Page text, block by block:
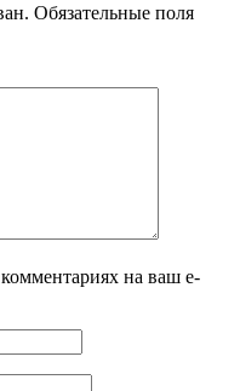
Обязательные поля
на ваш e-